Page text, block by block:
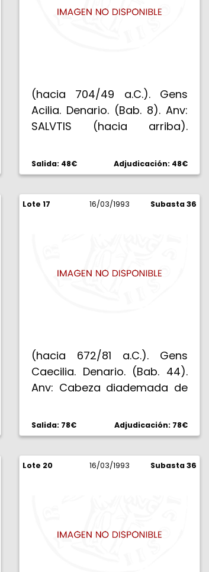
(hacia 704/49 a.C.). Gens
Acilia. Denario. (Bab. 8). Anv:
SALVTIS (hacia arriba).
Rev: MN. ACILIVS III VIR VALETV.
La Salud en pie a izquierda,
sosteniendo una serpiente y
acodada a un cipo. 3,44 g.
Salida: 48€ Adjudicación: 48€
Lote 17 16/03/1993 Subasta 36
(hacia 672/81 a.C.). Gens
Caecilia. Denario. (Bab. 44).
Anv: Cabeza diademada de
Rev: IMPER. Jarra y lituo, todo
en corona de laurel. 3,81 g.
Rara. MBC.
Salida: 78€ Adjudicación: 78€
Lote 20 16/03/1993 Subasta 36